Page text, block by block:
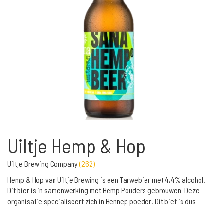
Uiltje Hemp & Hop
Uiltje Brewing Company(262)
Hemp & Hop van Uiltje Brewing is een Tarwebier met 4,4% alcohol.
Dit bier is in samenwerking met Hemp Pouders gebrouwen. Deze
organisatie specialiseert zich in Hennep poeder. Dit biet is dus